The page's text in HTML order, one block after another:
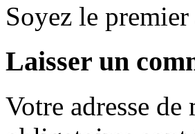
Soyez le
Laisser un
Votre adresse de